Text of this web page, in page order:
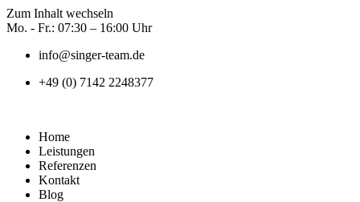
Zum Inhalt wechseln
Mo. - Fr.: 07:30 – 16:00 Uhr
info@singer-team.de
+49 (0) 7142 2248377
Home
Leistungen
Referenzen
Kontakt
Blog